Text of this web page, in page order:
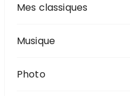
Mes classiques
Musique
Photo